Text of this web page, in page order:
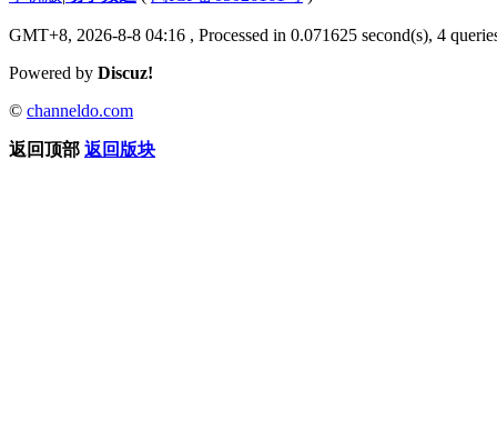
GMT+8, 2026-8-8 04:16 , Processed in 0.071625 second(s), 4
Powered by Discuz!
© channeldo.com
返回顶部 返回版块